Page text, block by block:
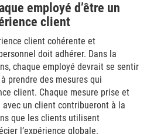
employé d’être un
client
client cohérente et
doit adhérer. Dans la
chaque employé devrait se sentir
prendre des mesures qui
client. Chaque mesure prise et
un client contribueront à la
que les clients utilisent
l’expérience globale.